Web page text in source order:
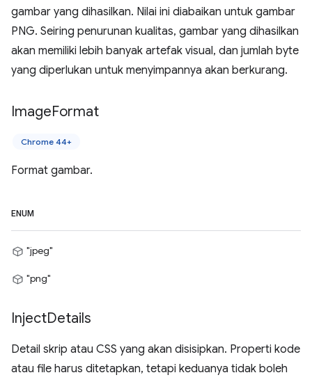
gambar yang dihasilkan. Nilai ini diabaikan untuk gambar
PNG. Seiring penurunan kualitas, gambar yang dihasilkan
akan memiliki lebih banyak artefak visual, dan jumlah byte
yang diperlukan untuk menyimpannya akan berkurang.
ImageFormat
Chrome 44+
Format gambar.
ENUM
"jpeg"
"png"
InjectDetails
Detail skrip atau CSS yang akan disisipkan. Properti kode
atau file harus ditetapkan, tetapi keduanya tidak boleh